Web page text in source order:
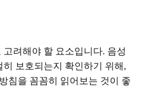
려해야 할 요소입니다. 음성
보호되는지 확인하기 위해,
침을 꼼꼼히 읽어보는 것이 좋